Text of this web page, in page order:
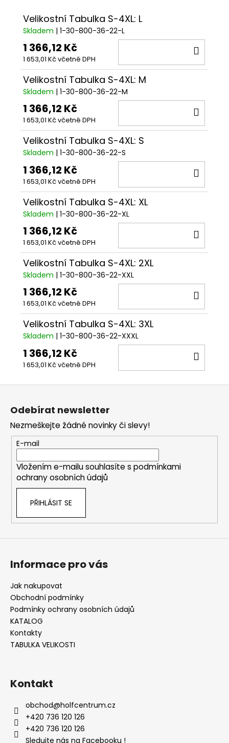
Velikostní Tabulka S-4XL: L
Skladem | 1-30-800-36-22-L
1 366,12 Kč
1 653,01 Kč včetně DPH
Velikostní Tabulka S-4XL: M
Skladem | 1-30-800-36-22-M
1 366,12 Kč
1 653,01 Kč včetně DPH
Velikostní Tabulka S-4XL: S
Skladem | 1-30-800-36-22-S
1 366,12 Kč
1 653,01 Kč včetně DPH
Velikostní Tabulka S-4XL: XL
Skladem | 1-30-800-36-22-XL
1 366,12 Kč
1 653,01 Kč včetně DPH
Velikostní Tabulka S-4XL: 2XL
Skladem | 1-30-800-36-22-XXL
1 366,12 Kč
1 653,01 Kč včetně DPH
Velikostní Tabulka S-4XL: 3XL
Skladem | 1-30-800-36-22-XXXL
1 366,12 Kč
1 653,01 Kč včetně DPH
Z
Odebírat newsletter
Nezmeškejte žádné novinky či slevy!
E-mail
Vložením e-mailu souhlasíte s podmínkami
ochrany osobních údajů
PŘIHLÁSIT SE
Informace pro vás
Jak nakupovat
Obchodní podmínky
Podmínky ochrany osobních údajů
KATALOG
Kontakty
TABULKA VELIKOSTI
Kontakt
obchod@holfcentrum.cz
+420 736 120 126
+420 736 120 126
Sledujte nás na Facebooku !